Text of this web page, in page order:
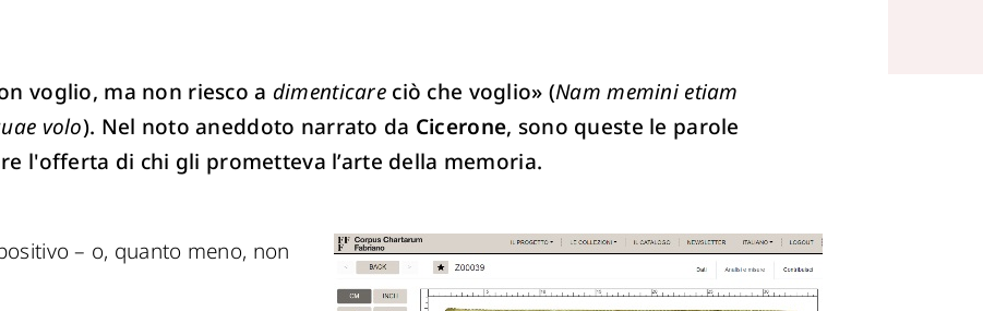
voglio, ma non riesco a dimenticareciò che voglio» (Nam memini etiam
volo). Nel noto aneddoto narrato da Cicerone, sono queste le parole
l'offerta di chi gli prometteva l’arte della memoria.
– o, quanto meno, non